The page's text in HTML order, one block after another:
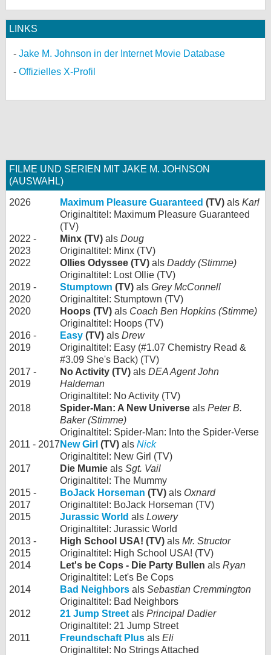
LINKS
Jake M. Johnson in der Internet Movie Database
Offizielles X-Profil
FILME UND SERIEN MIT JAKE M. JOHNSON
(AUSWAHL)
2026 Maximum Pleasure Guaranteed (TV) als Karl
Originaltitel: Maximum Pleasure Guaranteed
(TV)
2022 -
2023
Minx (TV) als Doug
Originaltitel: Minx (TV)
2022
Ollies Odyssee (TV) als Daddy (Stimme)
Originaltitel: Lost Ollie (TV)
2019 -
2020
Stumptown (TV) als Grey McConnell
Originaltitel: Stumptown (TV)
2020
Hoops (TV) als Coach Ben Hopkins (Stimme)
Originaltitel: Hoops (TV)
2016 -
2019
Easy (TV) als Drew
Originaltitel: Easy (#1.07 Chemistry Read &
#3.09 She's Back) (TV)
2017 -
2019
No Activity (TV) als DEA Agent John
Haldeman
Originaltitel: No Activity (TV)
2018
Spider-Man: A New Universe als Peter B.
Baker (Stimme)
Originaltitel: Spider-Man: Into the Spider-Verse
2011 - 2017 New Girl (TV) als Nick
Originaltitel: New Girl (TV)
2017
Die Mumie als Sgt. Vail
Originaltitel: The Mummy
2015 -
2017
BoJack Horseman (TV) als Oxnard
Originaltitel: BoJack Horseman (TV)
2015
Jurassic World als Lowery
Originaltitel: Jurassic World
2013 -
2015
High School USA! (TV) als Mr. Structor
Originaltitel: High School USA! (TV)
2014
Let's be Cops - Die Party Bullen als Ryan
Originaltitel: Let's Be Cops
2014
Bad Neighbors als Sebastian Cremmington
Originaltitel: Bad Neighbors
2012
21 Jump Street als Principal Dadier
Originaltitel: 21 Jump Street
2011
Freundschaft Plus als Eli
Originaltitel: No Strings Attached